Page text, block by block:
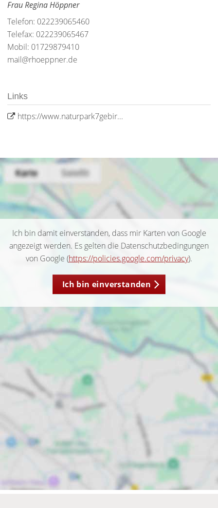
Frau Regina Höppner
Telefon: 022239065460
Telefax: 022239065467
Mobil: 01729879410
mail@rhoeppner.de
Links
https://www.naturpark7gebir...
Ich bin damit einverstanden, dass mir Karten von Google
angezeigt werden. Es gelten die Datenschutzbedingungen
von Google (https://policies.google.com/privacy).
Ich bin einverstanden